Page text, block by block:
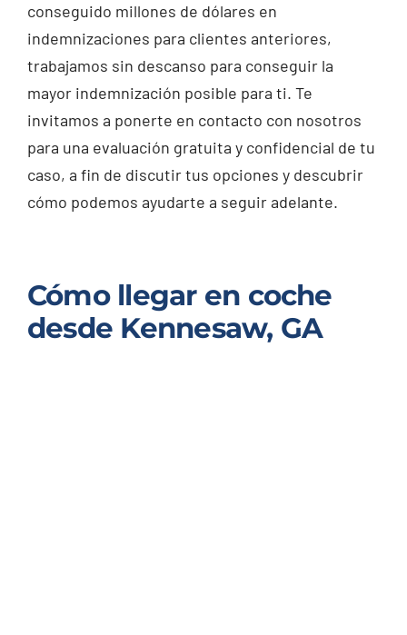
conseguido millones de dólares en
indemnizaciones para clientes anteriores,
trabajamos sin descanso para conseguir la
mayor indemnización posible para ti. Te
invitamos a ponerte en contacto con nosotros
para una evaluación gratuita y confidencial de tu
caso, a fin de discutir tus opciones y descubrir
cómo podemos ayudarte a seguir adelante.
Cómo llegar en coche
desde Kennesaw, GA